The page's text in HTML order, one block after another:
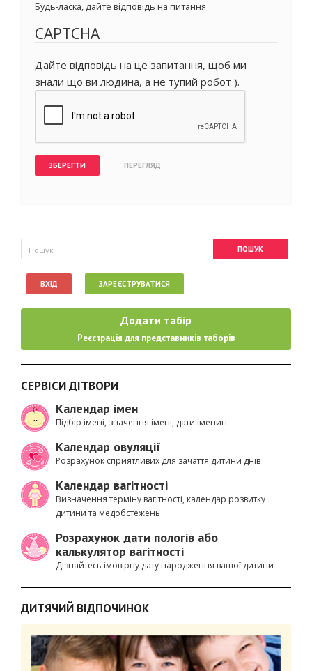
Будь-ласка, дайте відповідь на питання
CAPTCHA
Дайте відповідь на це запитання, щоб ми
знали що ви людина, а не тупий робот ).
Пошукова форма
Пошук
ВХІД ЗАРЕЄСТРУВАТИСЯ
Додати табір
Реєстрація для представників таборів
СЕРВІСИ ДІТВОРИ
Календар імен
Підбір імені, значення імені, дати іменин
Календар овуляції
Розрахунок сприятливих для зачаття дитини днів
Календар вагітності
Визначення терміну вагітності, календар розвитку
дитини та медобстежень
Розрахунок дати пологів або
калькулятор вагітності
Дізнайтесь імовірну дату народження вашої дитини
ДИТЯЧИЙ ВІДПОЧИНОК